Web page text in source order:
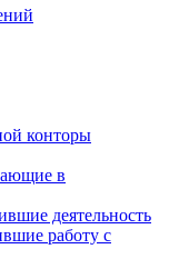
конторы
в
деятельность
работу с